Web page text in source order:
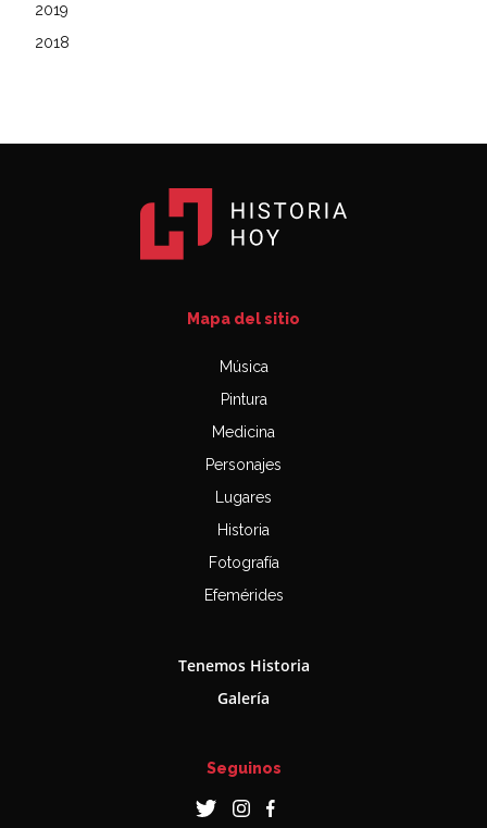
2019
2018
Mapa del sitio
Música
Pintura
Medicina
Personajes
Lugares
Historia
Fotografía
Efemérides
Tenemos Historia
Galería
Seguinos